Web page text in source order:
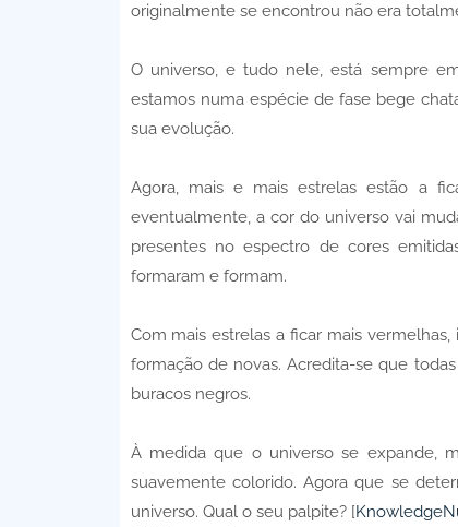
originalmente se encontrou não era
O universo, e tudo nele, está sempre
estamos numa espécie de fase bege
sua evolução.
Agora, mais e mais estrelas estão a
eventualmente, a cor do universo vai
presentes no espectro de cores
formaram e formam.
Com mais estrelas a ficar mais
formação de novas. Acredita-se que
buracos negros.
À medida que o universo se expande,
suavemente colorido. Agora que se
universo. Qual o seu palpite? [